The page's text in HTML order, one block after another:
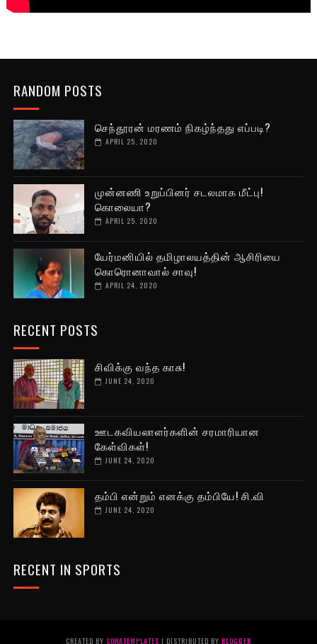
RANDOM POSTS
செந்தூரன் மரணம் நிகழ்ந்தது எப்படி?
APRIL 25, 2020
முன்னணி உறுப்பினர் சடலமாக மீட்பு!
கொலையா?
APRIL 25, 2020
யேர்மனியில் தமிழாலயத்தின் ஆசிரியை
கொரொனாவால் சாவு!
APRIL 24, 2020
RECENT POSTS
சிவிக்கு வந்த காசு!
JUNE 24, 2020
ஊடகவியலாளர்களின் சரமாரியான
கேள்விகள்!
JUNE 24, 2020
தம்பி என்றும் எனக்கு தம்பியே! சி.வி
JUNE 24, 2020
RECENT IN SPORTS
CREATED BY SORATEMPLATES | DISTRIBUTED BY BLOGGER